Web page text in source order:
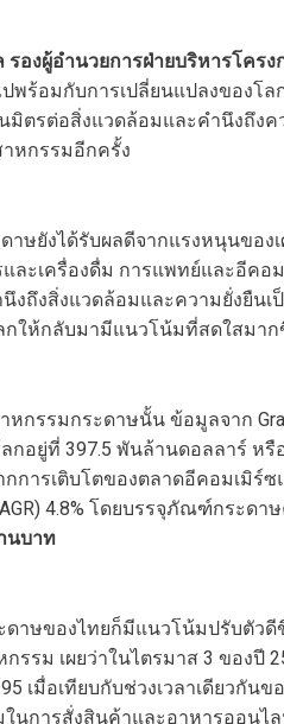
องผู้อำนวยการฝ่ายบริหารโคร
พร้อมกับการเปลี่ยนแปลงของโ
รต่อสิ่งแวดล้อมและคำนึงถึงค
หกรรมอีกครั้ง
ษยังได้รับผลดีจากแรงหนุนของ
ละเครื่องดื่ม การแพทย์และอีค
งสิ่งแวดล้อมและความยั่งยืนเ
กให้กลับมามีแนวโน้มที่สดใสมา
หกรรมกระดาษนั้น ข้อมูลจาก
กอยู่ที่ 397.5 พันล้านดอลลาร์ ห
กการเติบโตของตลาดอีคอมเ
4.8% โดยบรรจุภัณฑ์กระด
นบาท
าษของไทยก็มีแนวโน้มปรับตัวดี
กรรม เผยว่าในไตรมาส 3 ของ
เมื่อเทียบกับช่วงเวลาเดียวกั
นการสั่งสินค้าและอาหารออน